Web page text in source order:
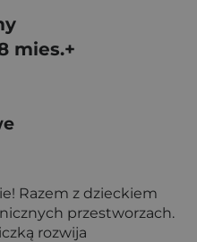
mies.+
Razem z dzieckiem
przestworzach.
rozwija